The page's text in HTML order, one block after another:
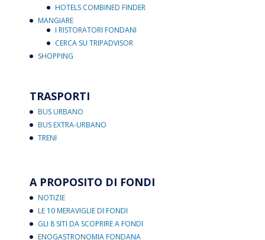
HOTELS COMBINED FINDER
MANGIARE
I RISTORATORI FONDANI
CERCA SU TRIPADVISOR
SHOPPING
TRASPORTI
BUS URBANO
BUS EXTRA-URBANO
TRENI
A PROPOSITO DI FONDI
NOTIZIE
LE 10 MERAVIGLIE DI FONDI
GLI 8 SITI DA SCOPRIRE A FONDI
ENOGASTRONOMIA FONDANA